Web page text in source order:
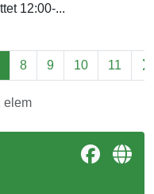
12:00-...
8 9 10 11
elem